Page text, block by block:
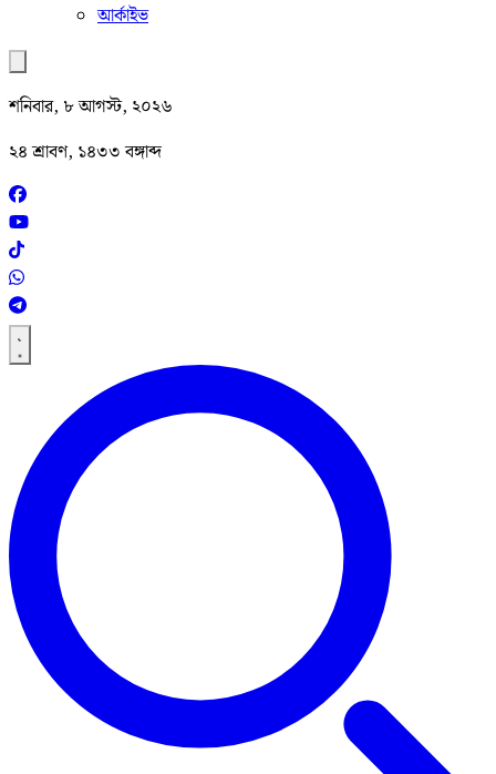
আর্কাইভ
শনিবার, ৮ আগস্ট, ২০২৬
২৪ শ্রাবণ, ১৪৩৩ বঙ্গাব্দ